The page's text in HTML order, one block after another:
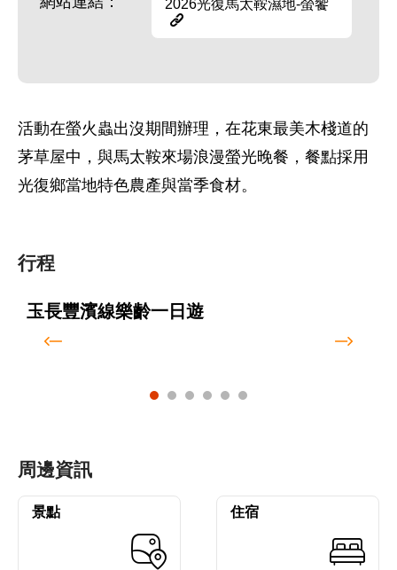
2026光復馬太鞍濕地-螢饗
活動在螢火蟲出沒期間辦理，在花東最美木棧道的
茅草屋中，與馬太鞍來場浪漫螢光晚餐，餐點採用
光復鄉當地特色農產與當季食材。
行程
玉長豐濱線樂齡一日遊
周邊資訊
景點 住宿